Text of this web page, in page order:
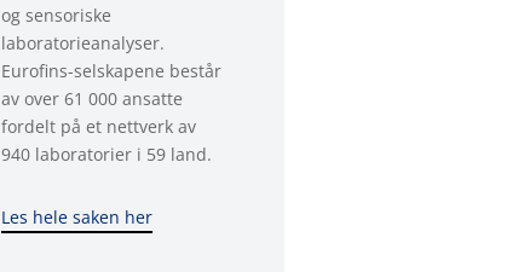
og sensoriske
laboratorieanalyser.
Eurofins-selskapene består
av over 61 000 ansatte
fordelt på et nettverk av
940 laboratorier i 59 land.
Les hele saken her